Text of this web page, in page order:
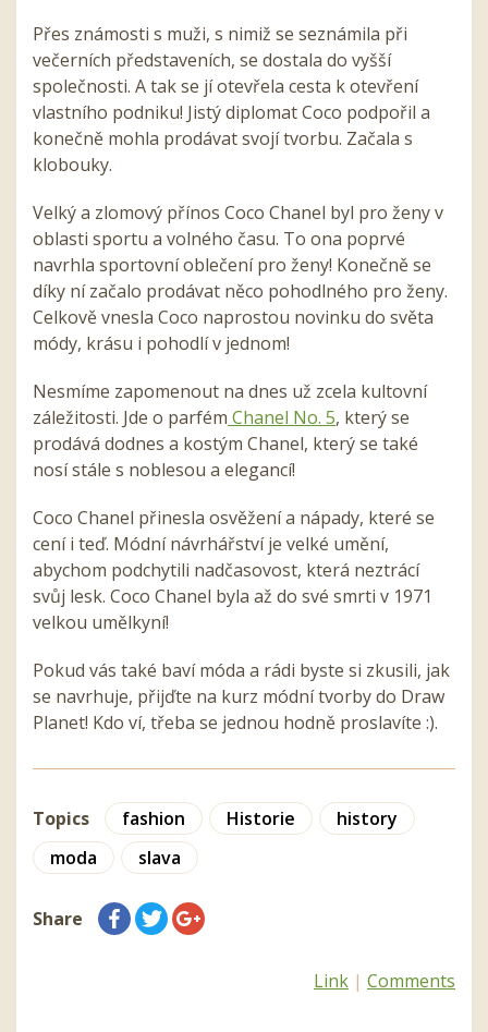
Přes známosti s muži, s nimiž se seznámila při
večerních představeních, se dostala do vyšší
společnosti. A tak se jí otevřela cesta k otevření
vlastního podniku! Jistý diplomat Coco podpořil a
konečně mohla prodávat svojí tvorbu. Začala s
klobouky.
Velký a zlomový přínos Coco Chanel byl pro ženy v
oblasti sportu a volného času. To ona poprvé
navrhla sportovní oblečení pro ženy! Konečně se
díky ní začalo prodávat něco pohodlného pro ženy.
Celkově vnesla Coco naprostou novinku do světa
módy, krásu i pohodlí v jednom!
Nesmíme zapomenout na dnes už zcela kultovní
záležitosti. Jde o parfém Chanel No. 5, který se
prodává dodnes a kostým Chanel, který se také
nosí stále s noblesou a elegancí!
Coco Chanel přinesla osvěžení a nápady, které se
cení i teď. Módní návrhářství je velké umění,
abychom podchytili nadčasovost, která neztrácí
svůj lesk. Coco Chanel byla až do své smrti v 1971
velkou umělkyní!
Pokud vás také baví móda a rádi byste si zkusili, jak
se navrhuje, přijďte na kurz módní tvorby do Draw
Planet! Kdo ví, třeba se jednou hodně proslavíte :).
Topics fashion Historie
history
moda
slava
Share
Link | Comments